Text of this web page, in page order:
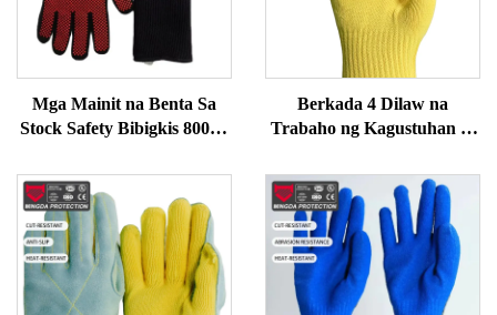
Mga Mainit na Benta Sa
Stock Safety Bibigkis 800°C
Resistant Flame Retardant
Silicone BBQ Oven
Microwave Heat Gloves
Berkada 4 Dilaw na
Trabaho ng Kagustuhan sa
Katugasan at
Napapanghimas na Mga
Boto ng Aramid para sa
Proteksyon ng Kamay